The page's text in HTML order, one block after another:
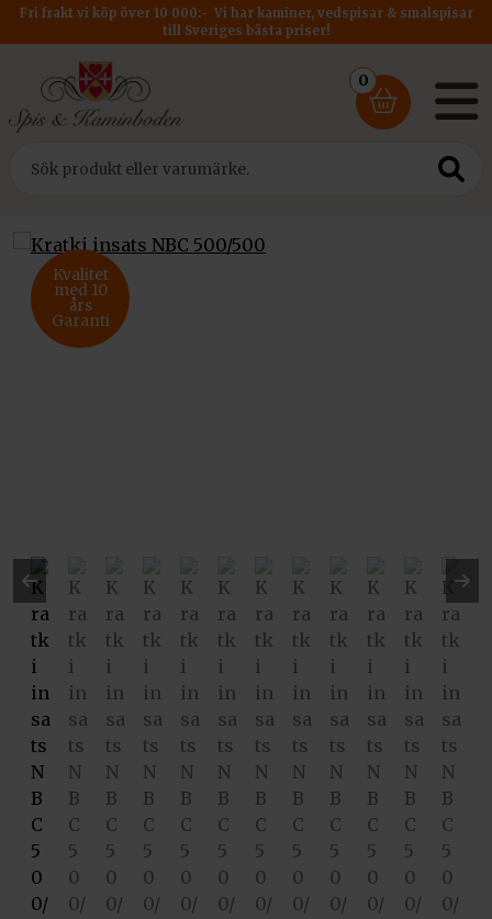
Fri frakt vi köp över 10 000:- Vi har kaminer, vedspisar & smalspisar
till Sveriges bästa priser!
0
Kvalitet
med 10
års
Garanti
Pre
vio
us
Ne
xt